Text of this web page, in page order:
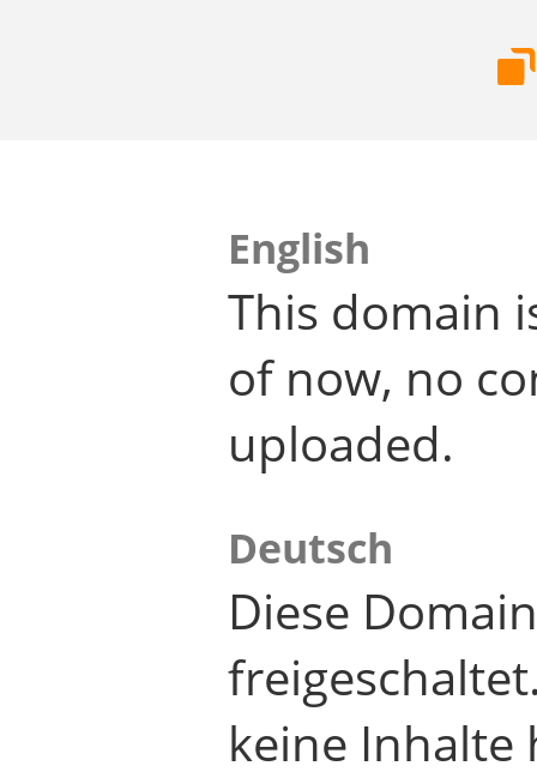
English
This domain
of now, no
uploaded.
Deutsch
Diese
keine Inhalte